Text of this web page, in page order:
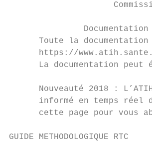
Documentation
Toute la
https://
La documentation peut
Nouveauté 2018 :
informé en temps réel
cette page pour vous
GUIDE